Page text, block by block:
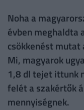
Noha a
évben meghaldta
csökkenést mutat
Mi, magyarok
1,8 dl tejet ittunk
felét a szakértők
mennyiségnek.